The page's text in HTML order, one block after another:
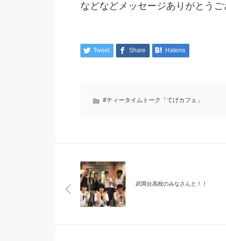
などなどメッセージありがとうご
Tweet Share Hatena
#ティータイムトーク「てげカフェ」
武岡台高校のみなさんと！！